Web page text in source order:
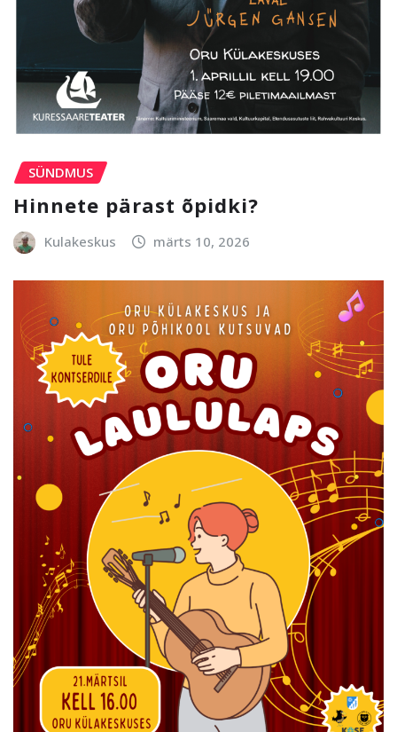
SÜNDMUS
Hinnete pärast õpidki?
Kulakeskus märts 10, 2026